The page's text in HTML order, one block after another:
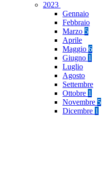
2023
Gennaio
Febbraio
Marzo 5
Aprile
Maggio 6
Giugno 1
Luglio
Agosto
Settembre
Ottobre 1
Novembre 5
Dicembre 1